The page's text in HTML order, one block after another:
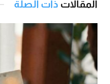
المقالات ذات الصلة